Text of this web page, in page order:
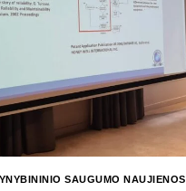
SAUGUMO NAUJIENOS